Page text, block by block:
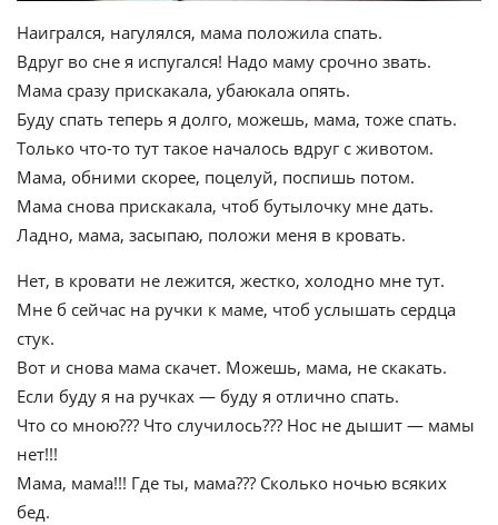
Наигрался, нагулялся, мама положила спать.
Вдруг во сне я испугался! Надо маму срочно звать.
Мама сразу прискакала, убаюкала опять.
Буду спать теперь я долго, можешь, мама, тоже спать.
Только что-то тут такое началось вдруг с животом.
Мама, обними скорее, поцелуй, поспишь потом.
Мама снова прискакала, чтоб бутылочку мне дать.
Ладно, мама, засыпаю, положи меня в кровать.
Нет, в кровати не лежится, жестко, холодно мне тут.
Мне б сейчас на ручки к маме, чтоб услышать сердца
стук.
Вот и снова мама скачет. Можешь, мама, не скакать.
Если буду я на ручках — буду я отлично спать.
Что со мною??? Что случилось??? Нос не дышит — мамы
нет!!!
Мама, мама!!! Где ты, мама??? Сколько ночью всяких
бед.